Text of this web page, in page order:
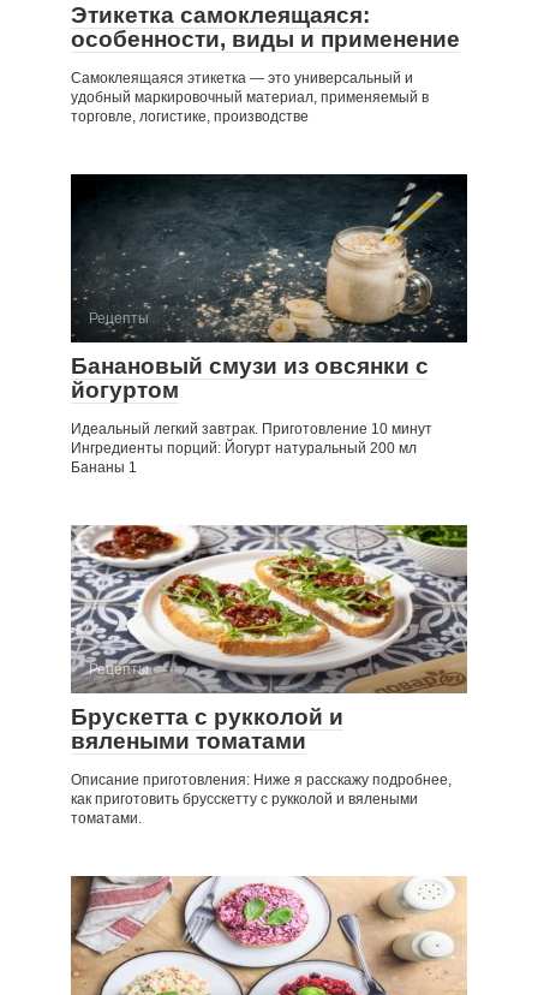
Этикетка самоклеящаяся:
особенности, виды и применение
Самоклеящаяся этикетка — это универсальный и
удобный маркировочный материал, применяемый в
торговле, логистике, производстве
Рецепты
Банановый смузи из овсянки с
йогуртом
Идеальный легкий завтрак. Приготовление 10 минут
Ингредиенты порций: Йогурт натуральный 200 мл
Бананы 1
Рецепты
Брускетта с рукколой и
вялеными томатами
Описание приготовления: Ниже я расскажу подробнее,
как приготовить брусскетту с рукколой и вялеными
томатами.